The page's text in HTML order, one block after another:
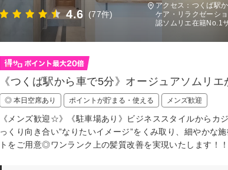
4.6 (77件)
アクセス：つくば駅
ケア・リラクゼーシ
認ソムリエ在籍No.1
《つくば駅から車で5分》オージュアソムリ
◎ 本日空席あり ポイントが貯まる・使える メンズ歓迎
《メンズ歓迎☆》《駐車場あり》ビジネススタイルから
っくり向き合い”なりたいイメージ”をくみ取り、細やか
トをご用意◎ワンランク上の髪質改善を実現いたします！！